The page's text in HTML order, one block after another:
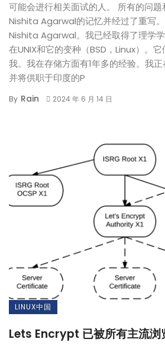
可能会进行相关面试的人。 所有的问
Nishita Agarwal的记忆并经过了重写
Nishita Agarwal。我已经取得了理学
在UNIX和它的变种（BSD，Linux）。
我。我在存储方面有1年多的经验。我
并将供职于印度的P
By Rain 2024 年 6 月 14 日
LINUX中国
Lets Encrypt 已被所有主流浏